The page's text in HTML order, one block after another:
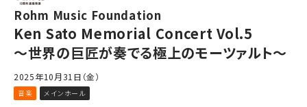
Rohm Music Foundation
Ken Sato Memorial Concert Vol.5
～世界の巨匠が奏でる極上のモーツァルト～
2025年10月31日（金）
音楽 メインホール